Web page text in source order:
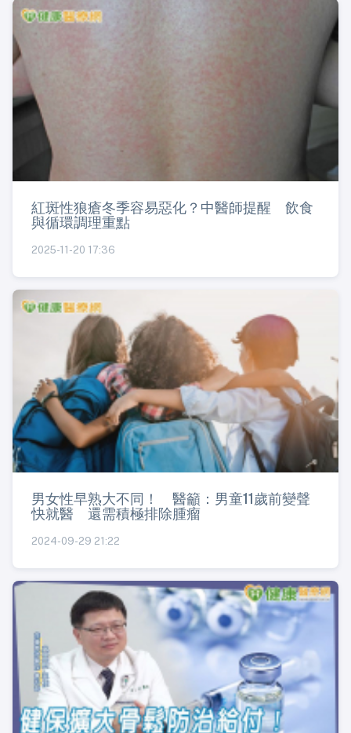
紅斑性狼瘡冬季容易惡化？中醫師提醒 飲食
與循環調理重點
2025-11-20 17:36
男女性早熟大不同！ 醫籲：男童11歲前變聲
快就醫 還需積極排除腫瘤
2024-09-29 21:22